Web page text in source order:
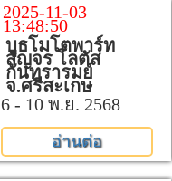
2025-11-03
13:48:50
บูธโมโตพาร์ท
สัญจร โลตัส
กันทรารมย์
จ.ศรีสะเกษ
6 - 10 พ.ย. 2568
อ่านต่อ